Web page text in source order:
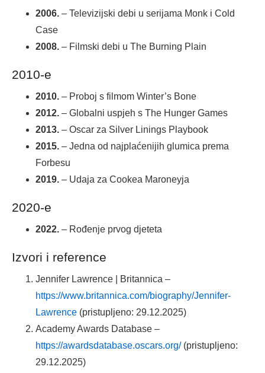
2006. – Televizijski debi u serijama Monk i Cold
Case
2008. – Filmski debi u The Burning Plain
2010-e
2010. – Proboj s filmom Winter’s Bone
2012. – Globalni uspjeh s The Hunger Games
2013. – Oscar za Silver Linings Playbook
2015. – Jedna od najplaćenijih glumica prema
Forbesu
2019. – Udaja za Cookea Maroneyja
2020-e
2022. – Rođenje prvog djeteta
Izvori i reference
Jennifer Lawrence | Britannica –
https://www.britannica.com/biography/Jennifer-
Lawrence (pristupljeno: 29.12.2025)
Academy Awards Database –
https://awardsdatabase.oscars.org/(pristupljeno:
29.12.2025)